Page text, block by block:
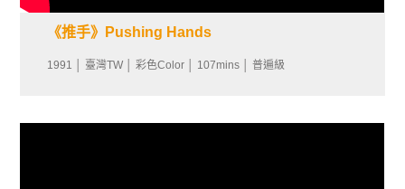
《推手》Pushing Hands
1991 │ 臺灣TW │ 彩色Color │ 107mins │ 普遍級